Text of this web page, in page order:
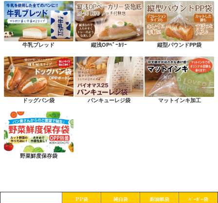
牛乳ブレッド 縦浅OPﾍﾞｰｶﾘｰ 縦型パウンドPP袋
ドッグパン袋 パンキューレジ袋 マットインキ加工
野菜鮮度保存袋
PP袋 純白袋 耐油紙袋 ﾊﾞｰｶﾞｰ袋